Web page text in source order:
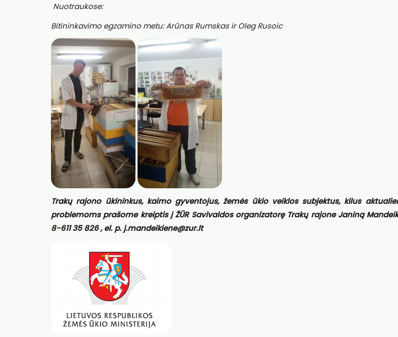
Nuotraukose:
Bitininkavimo egzamino metu: Arūnas Rumskas ir Oleg Rusoic
Trakų rajono ūkininkus, kaimo gyventojus, žemės ūkio veiklos subjektus, kilus
problemoms prašome kreiptis į ŽŪR Savivaldos organizatorę Trakų rajone Janiną
8-611 35 826 , el. p. j.mandeikiene@zur.lt